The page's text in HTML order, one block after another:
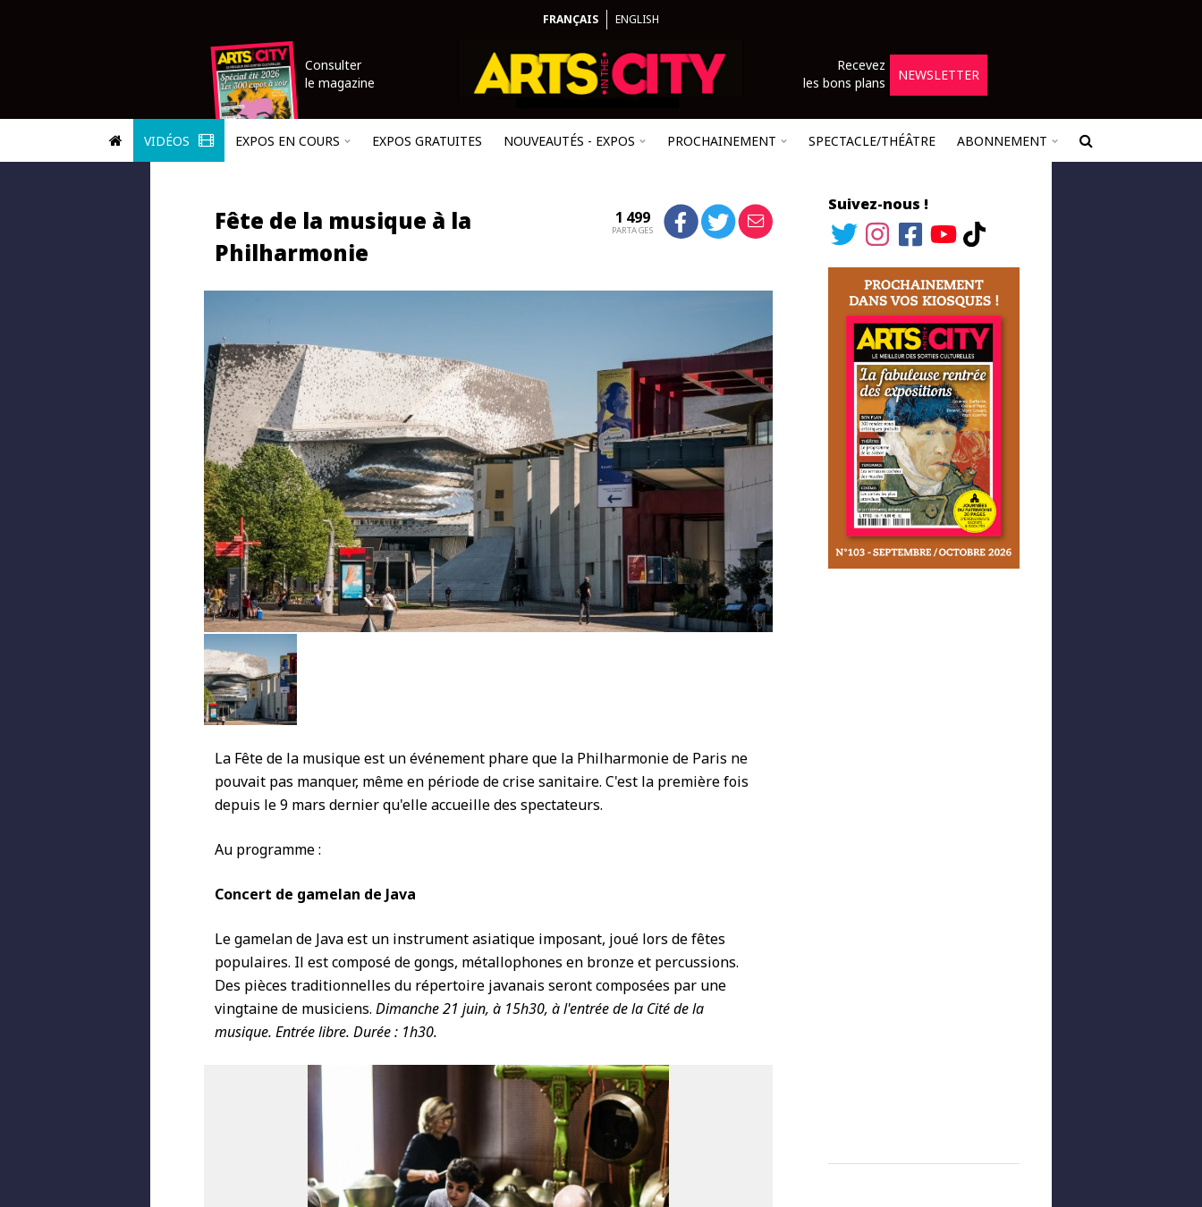
FRANÇAIS ENGLISH
Consulter
le magazine
Recevez
les bons plans
NEWSLETTER
VIDÉOS EXPOS EN COURS EXPOS GRATUITES NOUVEAUTÉS - EXPOS PROCHAINEMENT SPECTACLE/THÉÂTRE ABONNEMENT
Fête de la musique à la
Philharmonie
1 499
PARTAGES
La Fête de la musique est un événement phare que la Philharmonie de Paris ne
pouvait pas manquer, même en période de crise sanitaire. C'est la première fois
depuis le 9 mars dernier qu'elle accueille des spectateurs.
Au programme :
Concert de gamelan de Java
Le gamelan de Java est un instrument asiatique imposant, joué lors de fêtes
populaires. Il est composé de gongs, métallophones en bronze et percussions.
Des pièces traditionnelles du répertoire javanais seront composées par une
vingtaine de musiciens. Dimanche 21 juin, à 15h30, à l'entrée de la Cité de la
musique. Entrée libre. Durée : 1h30.
Suivez-nous !